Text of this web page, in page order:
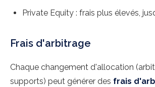
Private Equity : frais plus élevés,
Frais d'arbitrage
Chaque changement d'allocation
supports) peut générer des frais